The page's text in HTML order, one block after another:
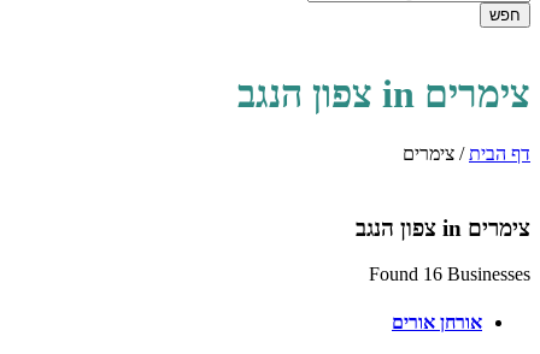
חפש
צימרים in צפון הנגב
דף הבית/ צימרים
צימרים in צפון הנגב
Found 16 Businesses
אורחן אורים